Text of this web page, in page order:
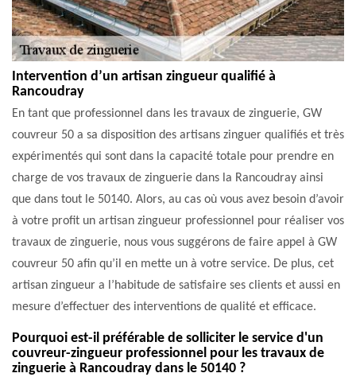
Intervention d’un artisan zingueur qualifié à
Rancoudray
En tant que professionnel dans les travaux de zinguerie, GW
couvreur 50 a sa disposition des artisans zinguer qualifiés et très
expérimentés qui sont dans la capacité totale pour prendre en
charge de vos travaux de zinguerie dans la Rancoudray ainsi
que dans tout le 50140. Alors, au cas où vous avez besoin d’avoir
à votre profit un artisan zingueur professionnel pour réaliser vos
travaux de zinguerie, nous vous suggérons de faire appel à GW
couvreur 50 afin qu’il en mette un à votre service. De plus, cet
artisan zingueur a l’habitude de satisfaire ses clients et aussi en
mesure d’effectuer des interventions de qualité et efficace.
Pourquoi est-il préférable de solliciter le service d'un
couvreur-zingueur professionnel pour les travaux de
zinguerie à Rancoudray dans le 50140 ?